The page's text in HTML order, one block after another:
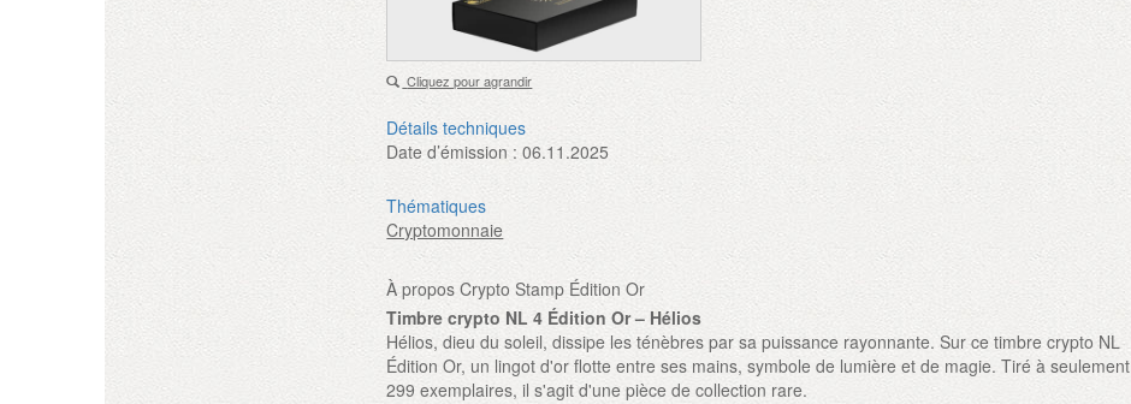
Cliquez pour agrandir
Détails techniques
Date d’émission : 06.11.2025
Thématiques
Cryptomonnaie
À propos Crypto Stamp Édition Or
Timbre crypto NL 4 Édition Or – Hélios
Hélios, dieu du soleil, dissipe les ténèbres par sa puissance rayonnante. Sur ce timbre crypto NL
Édition Or, un lingot d'or flotte entre ses mains, symbole de lumière et de magie. Tiré à seulement
299 exemplaires, il s'agit d'une pièce de collection rare.